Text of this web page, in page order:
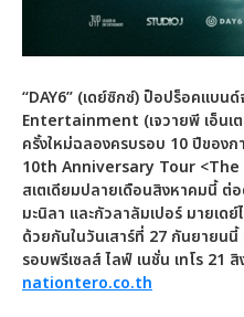
“DAY6” (เดย์ซิกซ์) ป็อปร็อคแบน
Entertainment (เจวายพี เอ็นเต
ครั้งใหม่ฉลองครบรอบ 10 ปีของก
10th Anniversary Tour <The
สเตเดียมปลายเดือนสิงหาคมนี้ ต่
มะนิลา และกัวลาลัมเปอร์ มายเด
ด้วยกันในวันเสาร์ที่ 27 กันยายน
รอบพรีเซลส์ ไลฟ์ เนชั่น เทโร 21
nationtero.co.th